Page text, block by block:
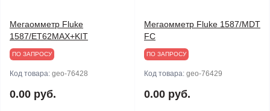
Мегаомметр Fluke
1587/ET62MAX+KIT
ПО ЗАПРОСУ
Код товара: geo-76428
0.00 руб.
Мегаомметр Fluke 1587/MDT
FC
ПО ЗАПРОСУ
Код товара: geo-76429
0.00 руб.